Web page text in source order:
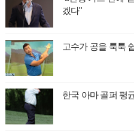
겠다"
고수가 공을 툭툭
한국 아마 골퍼 평